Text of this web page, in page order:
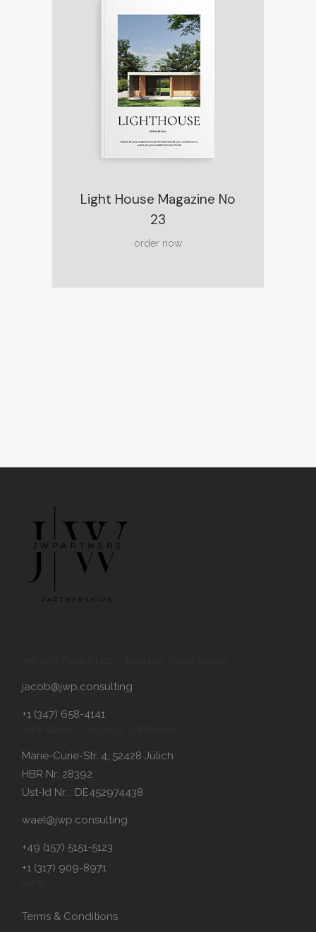
Light House Magazine No
23
order now
jacob@jwp.consulting
+1 (347) 658-4141
Marie-Curie-Str. 4, 52428 Jülich
HBR Nr: 28392
Ust-Id Nr. : DE452974438
wael@jwp.consulting
+49 (157) 5151-5123
+1 (317) 909-8971
Terms & Conditions